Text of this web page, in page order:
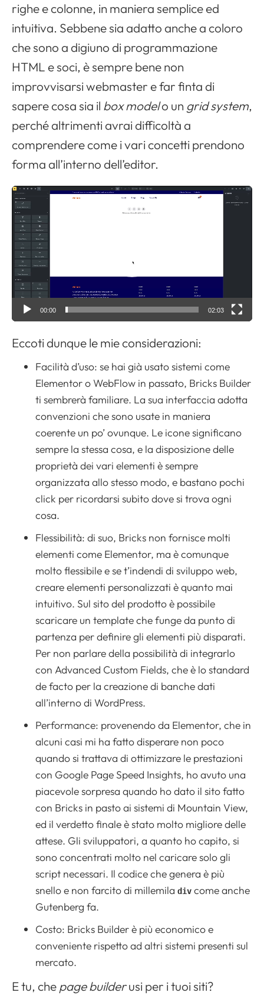
righe e colonne, in maniera semplice ed
intuitiva. Sebbene sia adatto anche a coloro
che sono a digiuno di programmazione
HTML e soci, è sempre bene non
improvvisarsi webmaster e far finta di
sapere cosa sia il box modelo un grid system,
perché altrimenti avrai difficoltà a
comprendere come i vari concetti prendono
forma all’interno dell’editor.
V
o
P
y
e
00:00 02:03
Eccoti dunque le mie considerazioni:
Facilità d’uso: se hai già usato sistemi come
Elementor o WebFlow in passato, Bricks Builder
ti sembrerà familiare. La sua interfaccia adotta
convenzioni che sono usate in maniera
coerente un po’ ovunque. Le icone significano
sempre la stessa cosa, e la disposizione delle
proprietà dei vari elementi è sempre
organizzata allo stesso modo, e bastano pochi
click per ricordarsi subito dove si trova ogni
cosa.
Flessibilità: di suo, Bricks non fornisce molti
elementi come Elementor, ma è comunque
molto flessibile e se t’indendi di sviluppo web,
creare elementi personalizzati è quanto mai
intuitivo. Sul sito del prodotto è possibile
scaricare un template che funge da punto di
partenza per definire gli elementi più disparati.
Per non parlare della possibilità di integrarlo
con Advanced Custom Fields, che è lo standard
de facto per la creazione di banche dati
all’interno di WordPress.
Performance: provenendo da Elementor, che in
alcuni casi mi ha fatto disperare non poco
quando si trattava di ottimizzare le prestazioni
con Google Page Speed Insights, ho avuto una
piacevole sorpresa quando ho dato il sito fatto
con Bricks in pasto ai sistemi di Mountain View,
ed il verdetto finale è stato molto migliore delle
attese. Gli sviluppatori, a quanto ho capito, si
sono concentrati molto nel caricare solo gli
script necessari. Il codice che genera è più
snello e non farcito di millemila div come anche
Gutenberg fa.
Costo: Bricks Builder è più economico e
conveniente rispetto ad altri sistemi presenti sul
mercato.
E tu, chepage builderusi per i tuoi siti?
Apri il menu di navigazione